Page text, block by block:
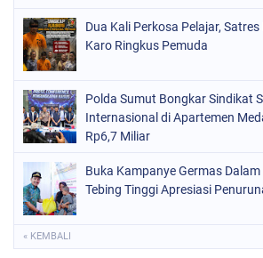
Dua Kali Perkosa Pelajar, Satres
Karo Ringkus Pemuda
Polda Sumut Bongkar Sindikat
Internasional di Apartemen
Rp6,7 Miliar
Buka Kampanye Germas
Tebing Tinggi Apresiasi
« KEMBALI